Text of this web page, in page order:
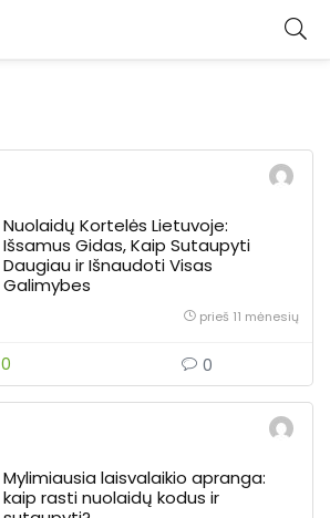
Nuolaidų Kortelės Lietuvoje:
Išsamus Gidas, Kaip Sutaupyti
Daugiau ir Išnaudoti Visas
Galimybes
prieš 11 mėnesių
0 0
Mylimiausia laisvalaikio apranga:
kaip rasti nuolaidų kodus ir